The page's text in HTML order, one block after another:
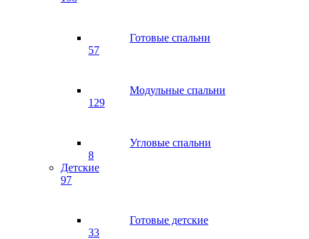
Готовые спальни
57
Модульные спальни
129
Угловые спальни
8
Детские
97
Готовые детские
33